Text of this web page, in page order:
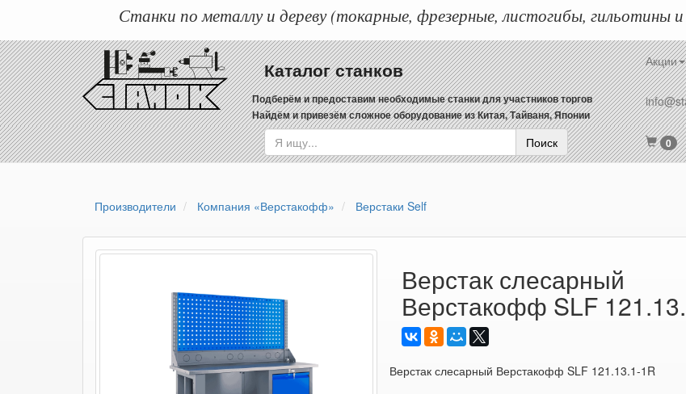
Станки по металлу и дереву (токарные, фрезерные, листогибы, гильотины
Каталог станков
Подберём и предоставим необходимые станки для участников торгов
Найдём и привезём сложное оборудование из Китая, Тайваня, Японии
Поиск
Акции
0
Производители Компания «Верстакофф» Верстаки Self
Верстак слесарный
Верстакофф SLF
Верстак слесарный Верстакофф SLF 121.13.1-1R